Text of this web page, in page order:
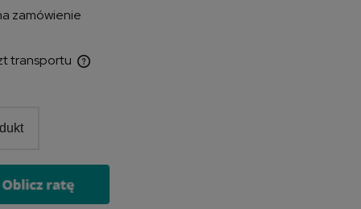
zamówienie
transportu